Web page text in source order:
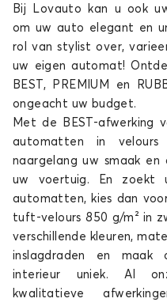
Automatten
Automatten
Bij Lovauto kan u ook
om uw auto elegant en
rol van stylist over,
uw eigen automat!
BEST, PREMIUM en
ongeacht uw budget.
Met de BEST-afwerking
automatten in
naargelang uw smaak
uw voertuig. En zoekt
automatten, kies dan
tuft-velours 850 g/m² in
verschillende kleuren,
inslagdraden en maak
interieur uniek. Al
kwalitatieve